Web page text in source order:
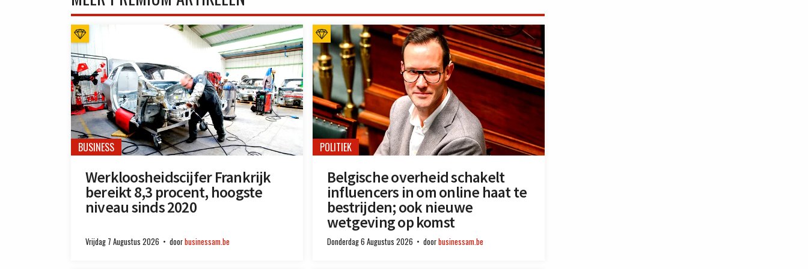
BUSINESS
Werkloosheidscijfer Frankrijk
bereikt 8,3 procent, hoogste
niveau sinds 2020
Vrijdag 7 Augustus 2026 doorbusinessam.be
POLITIEK
Belgische overheid schakelt
influencers in om online haat te
bestrijden; ook nieuwe
wetgeving op komst
Donderdag 6 Augustus 2026 doorbusinessam.be